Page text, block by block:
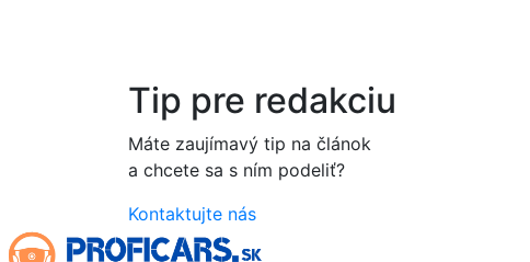
Tip pre redakciu
Máte zaujímavý tip na článok
a chcete sa s ním podeliť?
Kontaktujte nás